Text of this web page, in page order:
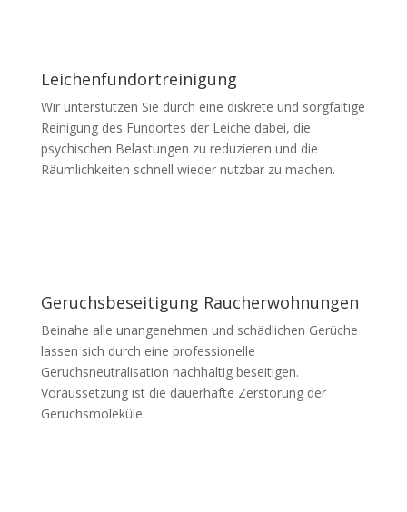
Leichenfundortreinigung
Wir unterstützen Sie durch eine diskrete und sorgfältige
Reinigung des Fundortes der Leiche dabei, die
psychischen Belastungen zu reduzieren und die
Räumlichkeiten schnell wieder nutzbar zu machen.
Geruchsbeseitigung Raucherwohnungen
Beinahe alle unangenehmen und schädlichen Gerüche
lassen sich durch eine professionelle
Geruchsneutralisation nachhaltig beseitigen.
Voraussetzung ist die dauerhafte Zerstörung der
Geruchsmoleküle.